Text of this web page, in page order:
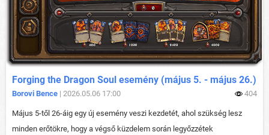
Forging the Dragon Soul esemény (május 5. - május 26.)
Borovi Bence | 2026.05.06 17:00 404
Május 5-től 26-áig egy új esemény veszi kezdetét, ahol szükség lesz
minden erőtökre, hogy a végső küzdelem során legyőzzétek